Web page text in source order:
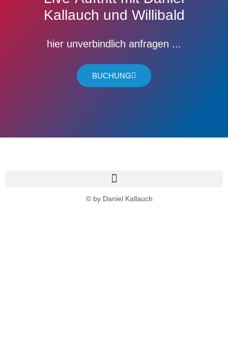
Kallauch und Willibald
hier unverbindlich anfragen ...
BUCHUNG
© by Daniel Kallauch